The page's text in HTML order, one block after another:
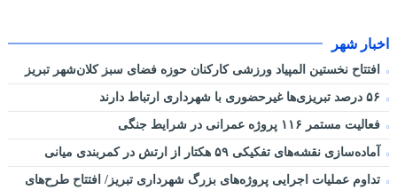
اخبار شهر
افتتاح نخستین المپیاد ورزشی کارکنان حوزه فضای سبز کلان‌شهر تبریز
فعالیت مستمر ۱۱۶ پروژه عمرانی در شرایط جنگی
آماده‌سازی نقشه‌های تفکیکی ۵۹ هکتار از ارتش در کمربندی میانی
تداوم عملیات اجرایی پروژه‌های بزرگ شهرداری تبریز/ افتتاح طرح‌های